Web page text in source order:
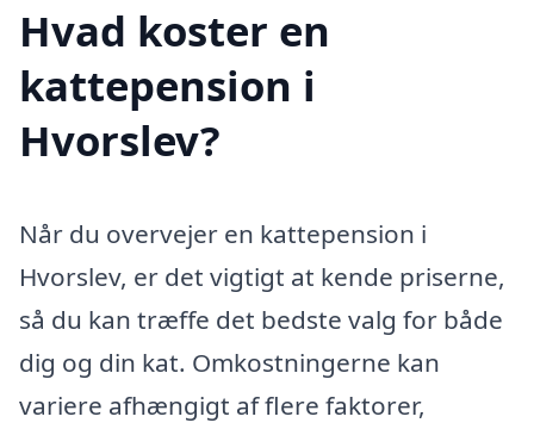
Hvad koster en
kattepension i
Hvorslev?
Når du overvejer en kattepension i
Hvorslev, er det vigtigt at kende priserne,
så du kan træffe det bedste valg for både
dig og din kat. Omkostningerne kan
variere afhængigt af flere faktorer,